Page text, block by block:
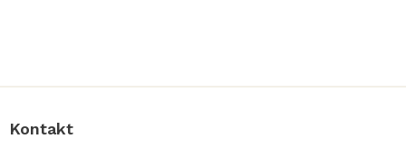
Kontakt